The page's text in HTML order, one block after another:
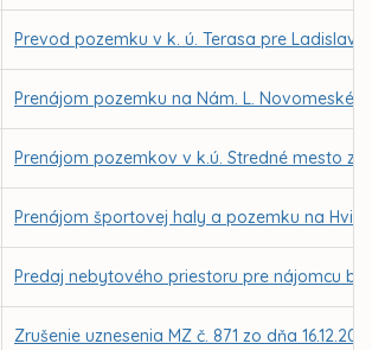
Prevod pozemku v k. ú. Terasa pre
Prenájom pozemku na Nám. L.
Prenájom pozemkov v k.ú. Stredné mesto
Prenájom športovej haly a pozemku na
Predaj nebytového priestoru pre nájomcu
Zrušenie uznesenia MZ č. 871 zo dňa